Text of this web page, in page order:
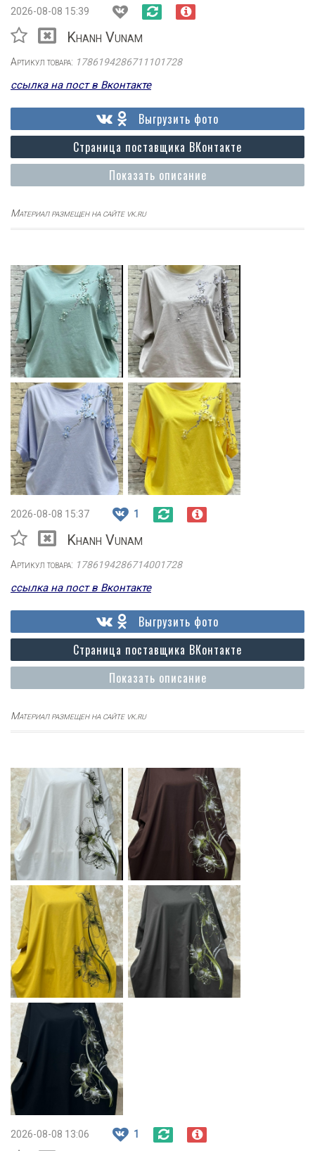
2026-08-08 15:39
Khanh Vunam
Артикул товара: 1786194286711101728
ссылка на пост в Вконтакте
Показать описание
Страница поставщика ВКонтакте
Выгрузить фото
Материал размещен на сайте vk.ru
2026-08-08 15:37 1
Khanh Vunam
Артикул товара: 1786194286714001728
ссылка на пост в Вконтакте
Показать описание
Страница поставщика ВКонтакте
Выгрузить фото
Материал размещен на сайте vk.ru
2026-08-08 13:06 1